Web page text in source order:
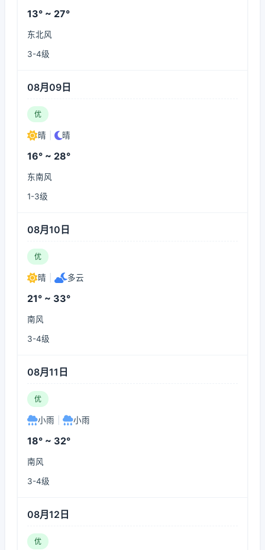
13° ~ 27°
东北风
3-4级
08月09日
优
晴 晴
16° ~ 28°
东南风
1-3级
08月10日
优
晴 多云
21° ~ 33°
南风
3-4级
08月11日
优
小雨 小雨
18° ~ 32°
南风
3-4级
08月12日
优